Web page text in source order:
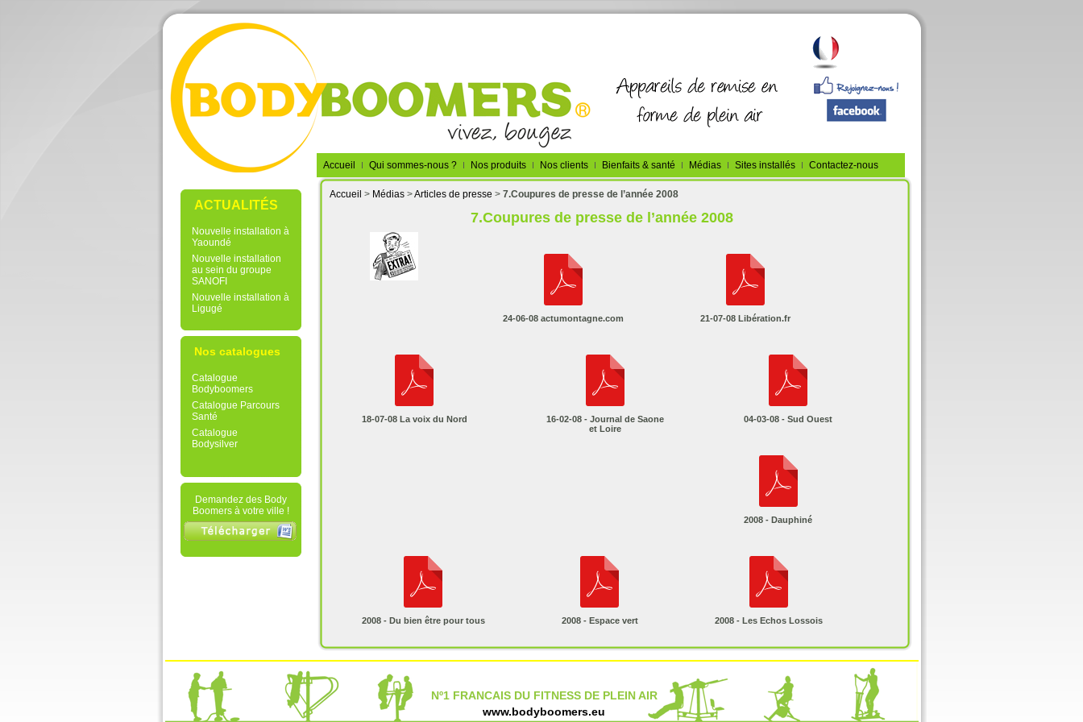
Accueil Qui sommes-nous ? Nos produits Nos clients Bienfaits & santé Médias Sites installés Contactez-nous
ACTUALITÉS
Nouvelle installation à
Yaoundé
Nouvelle installation
au sein du groupe
SANOFI
Nouvelle installation à
Ligugé
Nos catalogues
Catalogue
Bodyboomers
Catalogue Parcours
Santé
Catalogue
Bodysilver
Demandez des Body
Boomers à votre ville !
Accueil > Médias>Articles de presse > 7.Coupures de presse de l’année 2008
7.Coupures de presse de l’année 2008
24-06-08 actumontagne.com 21-07-08 Libération.fr
18-07-08 La voix du Nord
16-02-08 - Journal de Saone
et Loire
04-03-08 - Sud Ouest
2008 - Dauphiné
2008 - Du bien être pour tous 2008 - Espace vert 2008 - Les Echos Lossois
Nº1 FRANCAIS DU FITNESS DE PLEIN AIR
www.bodyboomers.eu